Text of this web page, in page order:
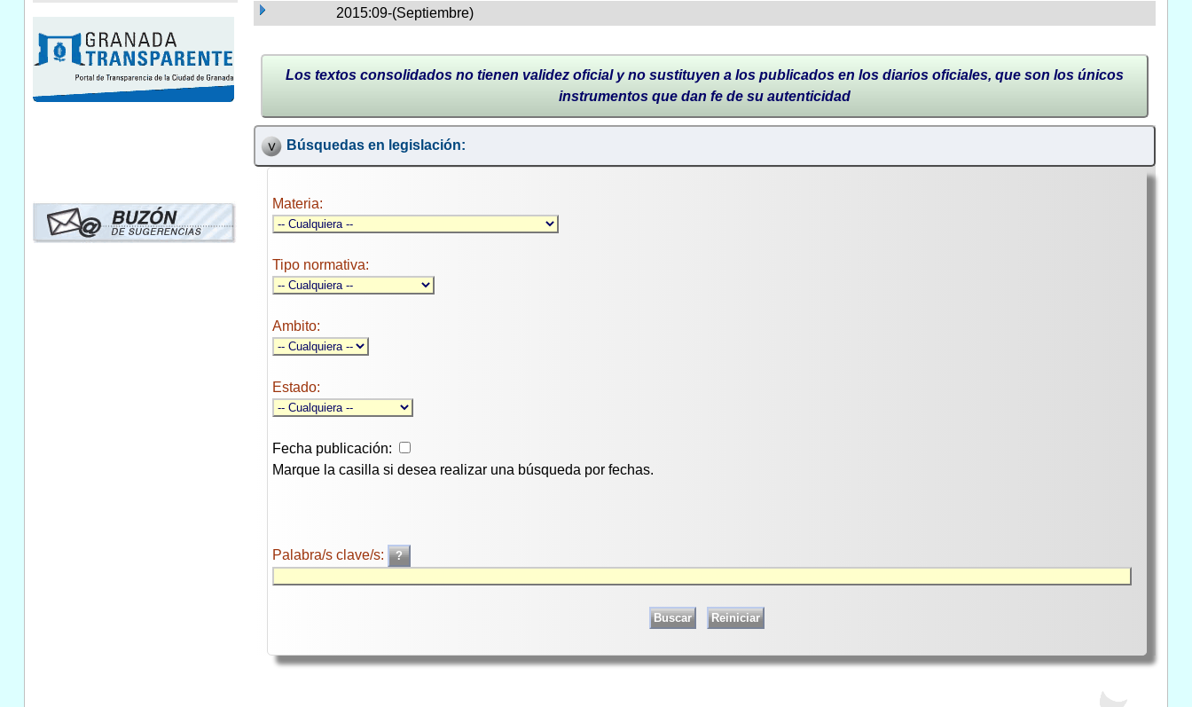
2015:09-(Septiembre)
Los textos consolidados no tienen validez oficial y no sustituyen a los publicados en los diarios oficiales, que son los únicos
instrumentos que dan fe de su autenticidad
Búsquedas en legislación:
Materia:
Tipo normativa:
Ambito:
Estado:
Fecha publicación:
Marque la casilla si desea realizar una búsqueda por fechas.
Palabra/s clave/s: